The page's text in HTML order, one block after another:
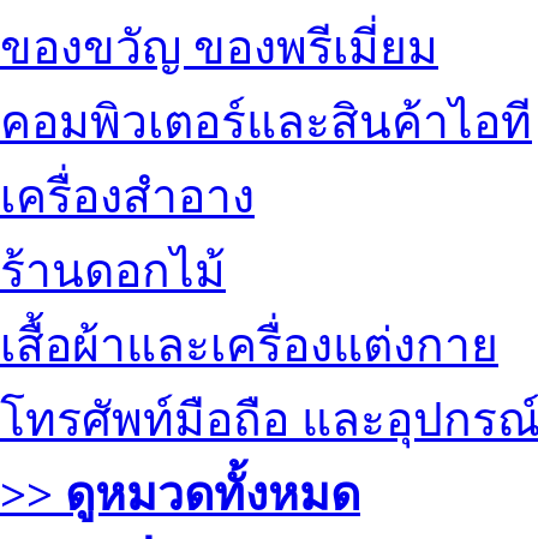
ของขวัญ ของพรีเมี่ยม
คอมพิวเตอร์และสินค้าไอที
เครื่องสำอาง
ร้านดอกไม้
เสื้อผ้าและเครื่องแต่งกาย
โทรศัพท์มือถือ และอุปกร
>> ดูหมวดทั้งหมด